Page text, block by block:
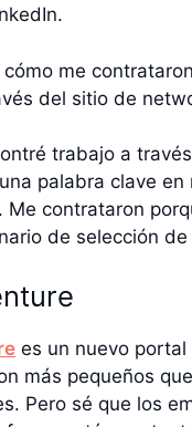
cómo me
del sitio de
trabajo a
palabra clave en
Me contrataron
de selección
es un nuevo
más pequeños
Pero sé que los